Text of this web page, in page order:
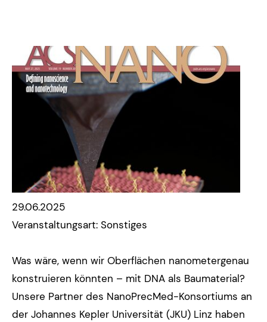
29.06.2025
Veranstaltungsart: Sonstiges
Was wäre, wenn wir Oberflächen nanometergenau
konstruieren könnten – mit DNA als Baumaterial?
Unsere Partner des NanoPrecMed-Konsortiums an
der Johannes Kepler Universität (JKU) Linz haben